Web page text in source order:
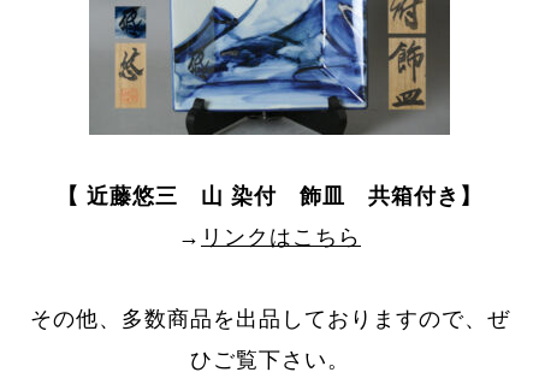
【 近藤悠三 山 染付 飾皿 共箱付き】
→ リンクはこちら
その他、多数商品を出品しておりますので、ぜ
ひご覧下さい。